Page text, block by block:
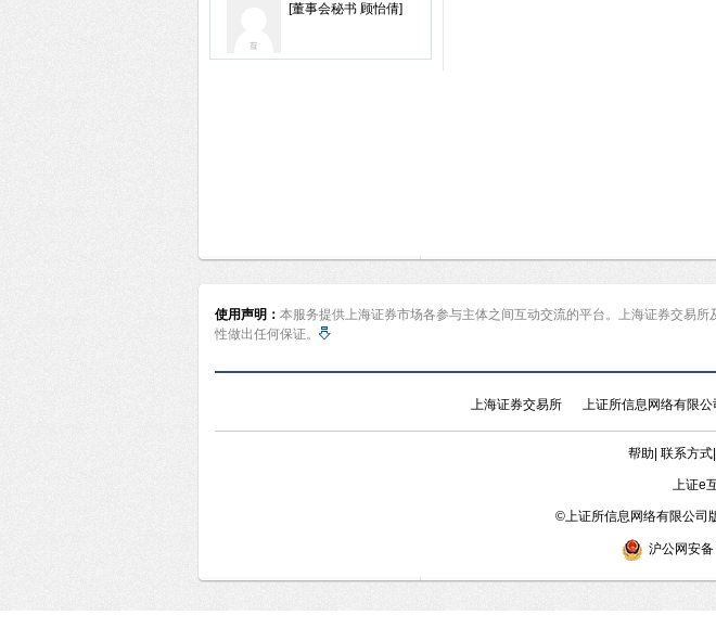
[董事会秘书 顾怡倩]
使用声明： 本服务提供上海证券市场各参与主体之间互动交流的平台。上海证券交易
性做出任何保证。
上海证券交易所 上证所信息网络有限公
帮助| 联系方式|
上证e
©上证所信息网络有限公司
沪公网安